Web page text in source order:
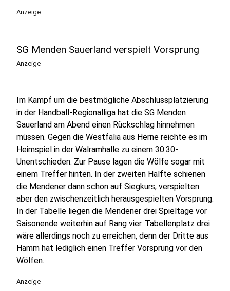
Anzeige
SG Menden Sauerland verspielt Vorsprung
Anzeige
Im Kampf um die bestmögliche Abschlussplatzierung
in der Handball-Regionalliga hat die SG Menden
Sauerland am Abend einen Rückschlag hinnehmen
müssen. Gegen die Westfalia aus Herne reichte es im
Heimspiel in der Walramhalle zu einem 30:30-
Unentschieden. Zur Pause lagen die Wölfe sogar mit
einem Treffer hinten. In der zweiten Hälfte schienen
die Mendener dann schon auf Siegkurs, verspielten
aber den zwischenzeitlich herausgespielten Vorsprung.
In der Tabelle liegen die Mendener drei Spieltage vor
Saisonende weiterhin auf Rang vier. Tabellenplatz drei
wäre allerdings noch zu erreichen, denn der Dritte aus
Hamm hat lediglich einen Treffer Vorsprung vor den
Wölfen.
Anzeige